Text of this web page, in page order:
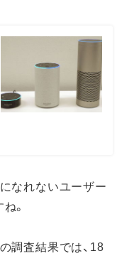
なれないユーザー
。
調査結果では、18